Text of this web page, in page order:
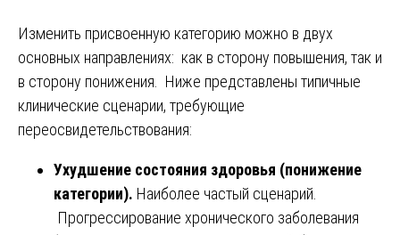
Изменить присвоенную категорию можно в двух
основных направлениях: как в сторону повышения, так и
в сторону понижения. Ниже представлены типичные
клинические сценарии, требующие
переосвидетельствования:
Ухудшение состояния здоровья (понижение
категории). Наиболее частый сценарий.
Прогрессирование хронического заболевания